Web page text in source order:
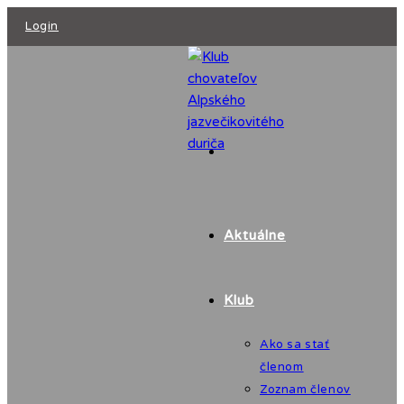
Login
Aktuálne
Klub
Ako sa stať
členom
Zoznam členov